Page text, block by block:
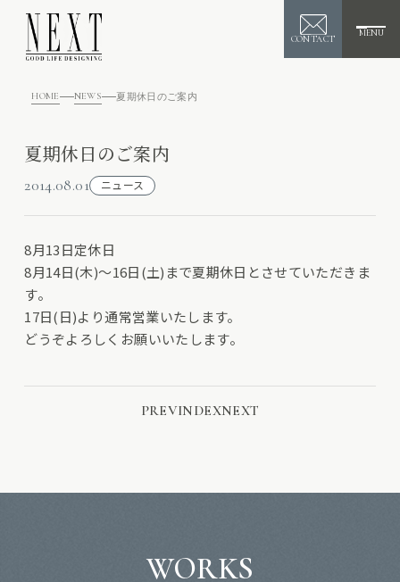
CONTACT
MENU
HOME NEWS 夏期休日のご案内
夏期休日のご案内
2014.08.01 ニュース
8月13日定休日
8月14日(木)～16日(土)まで夏期休日とさせていただきま
す。
17日(日)より通常営業いたします。
どうぞよろしくお願いいたします。
PREVINDEXNEXT
WORKS